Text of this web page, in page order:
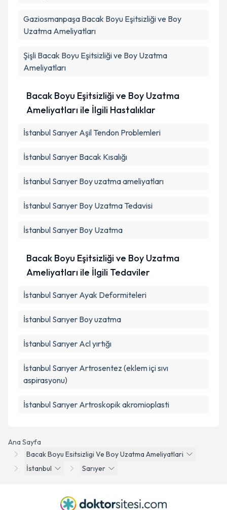
Ana Sayfa
Bacak Boyu Esitsizligi Ve Boy Uzatma Ameliyatlari
İstanbul
Sarıyer
Gaziosmanpaşa Bacak Boyu Eşitsizliği ve Boy
Uzatma Ameliyatları
Şişli Bacak Boyu Eşitsizliği ve Boy Uzatma
Ameliyatları
Bacak Boyu Eşitsizliği ve Boy Uzatma
Ameliyatları ile İlgili Hastalıklar
İstanbul Sarıyer Aşil Tendon Problemleri
İstanbul Sarıyer Bacak Kısalığı
İstanbul Sarıyer Boy uzatma ameliyatları
İstanbul Sarıyer Boy Uzatma Tedavisi
İstanbul Sarıyer Boy Uzatma
Bacak Boyu Eşitsizliği ve Boy Uzatma
Ameliyatları ile İlgili Tedaviler
İstanbul Sarıyer Ayak Deformiteleri
İstanbul Sarıyer Boy uzatma
İstanbul Sarıyer Acl yırtığı
İstanbul Sarıyer Artrosentez (eklem içi sıvı
aspirasyonu)
İstanbul Sarıyer Artroskopik akromioplasti